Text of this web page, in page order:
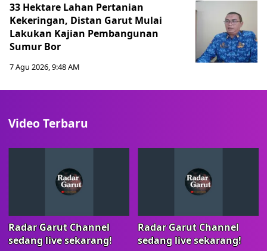
33 Hektare Lahan Pertanian
Kekeringan, Distan Garut Mulai
Lakukan Kajian Pembangunan
Sumur Bor
7 Agu 2026, 9:48 AM
Video Terbaru
Radar Garut Channel
sedang live sekarang!
Radar Garut Channel
sedang live sekarang!